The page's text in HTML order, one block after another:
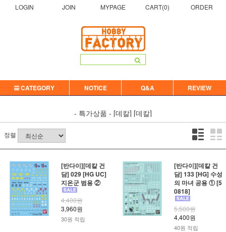
LOGIN JOIN MYPAGE CART(0) ORDER
CATEGORY NOTICE Q&A REVIEW
- 특가상품 - [데칼] [데칼]
정렬
[반다이][데칼 건
담] 029 [HG UC]
지온군 범용 ②
4,400원
3,960원
30원 적립
[반다이][데칼 건
담] 133 [HG] 수성
의 마녀 공용 ① [5
0818]
5,500원
4,400원
40원 적립